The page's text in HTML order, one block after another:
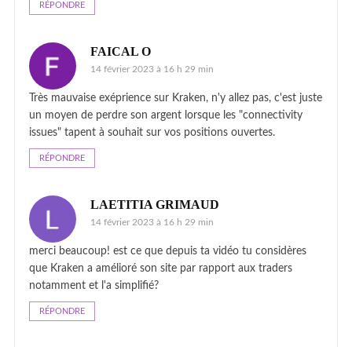
RÉPONDRE
FAICAL O
14 février 2023 à 16 h 29 min
Très mauvaise exéprience sur Kraken, n'y allez pas, c'est juste
un moyen de perdre son argent lorsque les "connectivity
issues" tapent à souhait sur vos positions ouvertes.
RÉPONDRE
LAETITIA GRIMAUD
14 février 2023 à 16 h 29 min
merci beaucoup! est ce que depuis ta vidéo tu considères
que Kraken a amélioré son site par rapport aux traders
notamment et l'a simplifié?
RÉPONDRE